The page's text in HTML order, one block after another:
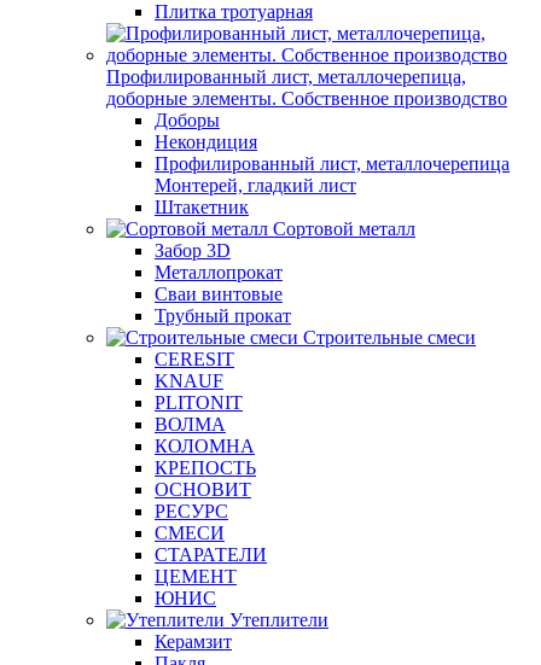
Плитка тротуарная
Профилированный лист, металлочерепица,
доборные элементы. Собственное производство
Доборы
Некондиция
Профилированный лист, металлочерепица
Монтерей, гладкий лист
Штакетник
Сортовой металл
Забор 3D
Металлопрокат
Сваи винтовые
Трубный прокат
Строительные смеси
CERESIT
KNAUF
PLITONIT
ВОЛМА
КОЛОМНА
КРЕПОСТЬ
ОСНОВИТ
РЕСУРС
СМЕСИ
СТАРАТЕЛИ
ЦЕМЕНТ
ЮНИС
Утеплители
Керамзит